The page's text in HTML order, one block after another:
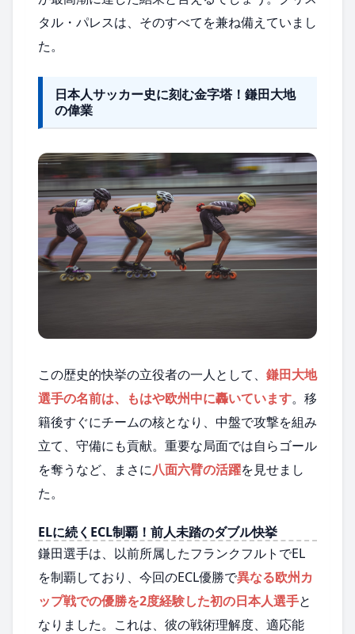
タル・パレスは、そのすべてを兼ね備えていまし
た。
日本人サッカー史に刻む金字塔！鎌田大地
の偉業
この歴史的快挙の立役者の一人として、 鎌田大地
選手の名前は、もはや欧州中に轟いています。移
籍後すぐにチームの核となり、中盤で攻撃を組み
立て、守備にも貢献。重要な局面では自らゴール
を奪うなど、まさに八面六臂の活躍を見せまし
た。
ELに続くECL制覇！前人未踏のダブル快挙
鎌田選手は、以前所属したフランクフルトでEL
を制覇しており、今回のECL優勝で異なる欧州カ
ップ戦での優勝を2度経験した初の日本人選手と
なりました。これは、彼の戦術理解度、適応能